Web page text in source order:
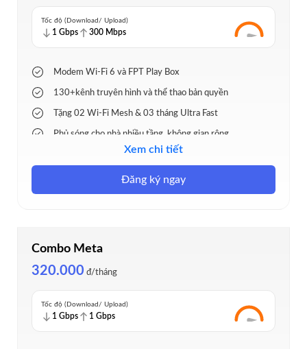
Tốc độ (Download/ Upload)
1 Gbps 300 Mbps
Modem Wi-Fi 6 và FPT Play Box
130+kênh truyên hình và thể thao bản quyền
Tặng 02 Wi-Fi Mesh & 03 tháng Ultra Fast
Phủ sóng cho nhà nhiều tầng, không gian rộng
Tặng cước tháng, lắp đặt nhanh 24h
Xem chi tiết
Đăng ký ngay
Combo Meta
320.000 đ/tháng
Tốc độ (Download/ Upload)
1 Gbps 1 Gbps